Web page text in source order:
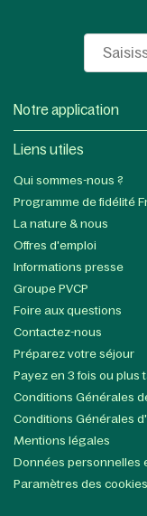
Notre application
Liens utiles​
Qui sommes-nous ?
Programme de fidélité
La nature & nous
Offres d'emploi
Informations presse
Groupe PVCP
Foire aux questions
Contactez-nous
Préparez votre séjour
Payez en 3 fois ou plus
Conditions Générales
Conditions Générales
Mentions légales
Données personnelles
Paramètres des cookies